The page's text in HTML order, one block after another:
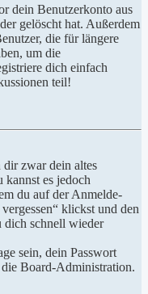
dein Benutzerkonto aus
gelöscht hat. Außerdem
die für längere
um die
dich einfach
teil!
zwar dein altes
es jedoch
du auf der Anmelde-
klickst und den
dich schnell wieder
sein, dein Passwort
Board-Administration.